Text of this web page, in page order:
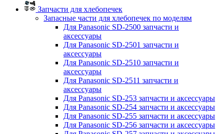
Запчасти для хлебопечек
Запасные части для хлебопечек по моделям
Для Panasonic SD-2500 запчасти и
аксессуары
Для Panasonic SD-2501 запчасти и
аксессуары
Для Panasonic SD-2510 запчасти и
аксессуары
Для Panasonic SD-2511 запчасти и
аксессуары
Для Panasonic SD-253 запчасти и аксессуары
Для Panasonic SD-254 запчасти и аксессуары
Для Panasonic SD-255 запчасти и аксессуары
Для Panasonic SD-256 запчасти и аксессуары